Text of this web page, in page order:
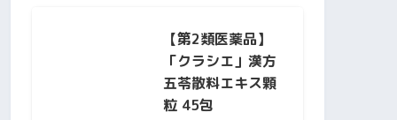
【第2類医薬品】
「クラシエ」漢方
五苓散料エキス顆
粒 45包